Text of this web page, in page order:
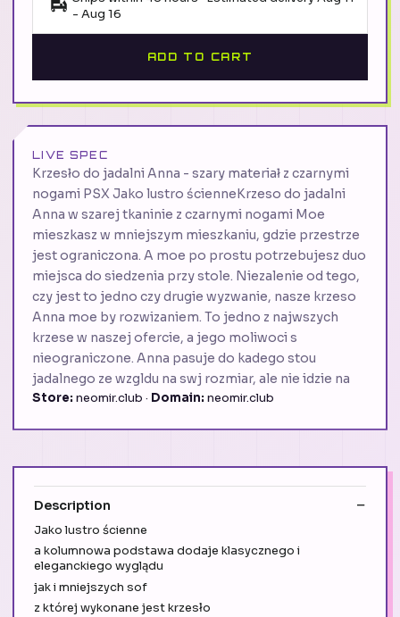
- Aug 16
ADD TO CART
LIVE SPEC
Krzesło do jadalni Anna - szary materiał z czarnymi
nogami PSX Jako lustro ścienneKrzeso do jadalni
Anna w szarej tkaninie z czarnymi nogami Moe
mieszkasz w mniejszym mieszkaniu, gdzie przestrze
jest ograniczona. A moe po prostu potrzebujesz duo
miejsca do siedzenia przy stole. Niezalenie od tego,
czy jest to jedno czy drugie wyzwanie, nasze krzeso
Anna moe by rozwizaniem. To jedno z najwszych
krzese w naszej ofercie, a jego moliwoci s
nieograniczone. Anna pasuje do kadego stou
jadalnego ze wzgldu na swj rozmiar, ale nie idzie na
Store: neomir.club · Domain: neomir.club
Description
Jako lustro ścienne
a kolumnowa podstawa dodaje klasycznego i
eleganckiego wyglądu
jak i mniejszych sof
z której wykonane jest krzesło